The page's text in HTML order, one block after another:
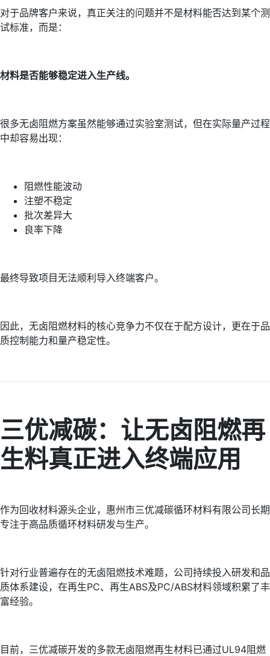
对于品牌客户来说，真正关注的问题并不是材料能否达到某个测
试标准，而是：
材料是否能够稳定进入生产线。
很多无卤阻燃方案虽然能够通过实验室测试，但在实际量产过程
中却容易出现：
阻燃性能波动
注塑不稳定
批次差异大
良率下降
最终导致项目无法顺利导入终端客户。
因此，无卤阻燃材料的核心竞争力不仅在于配方设计，更在于品
质控制能力和量产稳定性。
三优减碳：让无卤阻燃再
生料真正进入终端应用
作为回收材料源头企业，惠州市三优减碳循环材料有限公司长期
专注于高品质循环材料研发与生产。
针对行业普遍存在的无卤阻燃技术难题，公司持续投入研发和品
质体系建设，在再生PC、再生ABS及PC/ABS材料领域积累了丰
富经验。
目前，三优减碳开发的多款无卤阻燃再生材料已通过UL94阻燃